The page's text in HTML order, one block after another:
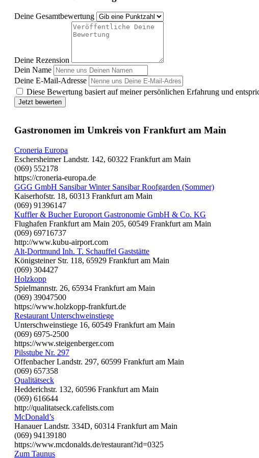
Deine Gesamtbewertung
Deine Rezension
Dein Name
Deine E-Mail-Adresse
Diese Bewertung basiert auf meiner persönlichen Erfahrung und
Jetzt bewerten
Gastronomen im Umkreis von Frankfurt am Main
Croneria Europa
Eschersheimer Landstr. 142, 60322 Frankfurt am Main
(069) 552178
https://croneria-europa.de
GGG GmbH Sansibar Winter Sansibar Roofgarden (Sommer)
Kaiserhofstr. 18, 60313 Frankfurt am Main
(069) 91396147
Kuffler & Bucher Europort Gastronomie GmbH & Co. KG
Flughafen Frankfurt am Main 205, 60549 Frankfurt am Main
(069) 69716737
http://www.kubu-airport.com
Alt-Dortmund Inh. T. Schauffel Gaststätte
Königsteiner Str. 118, 65929 Frankfurt am Main
(069) 304427
Holzkopp
Spielmannstr. 26, 65934 Frankfurt am Main
(069) 39047500
https://www.holzkopp-frankfurt.de
Restaurant Unterschweinstiege
Unterschweinstiege 16, 60549 Frankfurt am Main
(069) 6975-2500
https://www.steigenberger.com
Pilsstube Nr. 297
Offenbacher Landstr. 297, 60599 Frankfurt am Main
(069) 657358
Qualitätseck
Hedderichstr. 132, 60596 Frankfurt am Main
(069) 616644
http://qualitatseck.cafelists.com
McDonald’s
Hanauer Landstr. 334D, 60314 Frankfurt am Main
(069) 94139180
https://www.mcdonalds.de/restaurant?id=0325
Zum Taunus